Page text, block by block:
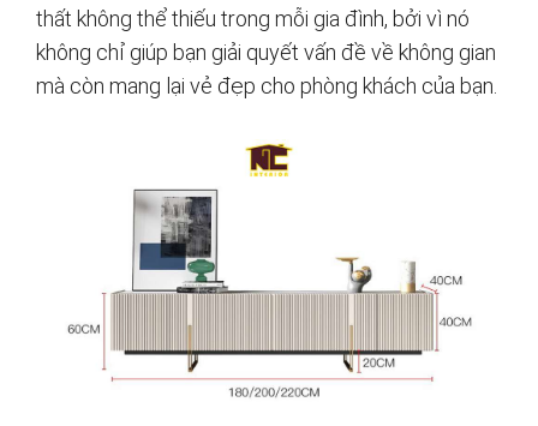
thất không thể thiếu trong mỗi gia đình, bởi vì nó
không chỉ giúp bạn giải quyết vấn đề về không gian
mà còn mang lại vẻ đẹp cho phòng khách của bạn.